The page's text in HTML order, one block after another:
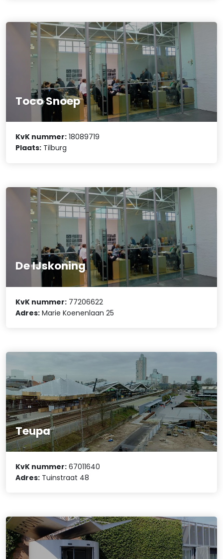
Toco Snoep
KvK nummer: 18089719
Plaats: Tilburg
De IJskoning
KvK nummer: 77206622
Adres: Marie Koenenlaan 25
Teupa
KvK nummer: 67011640
Adres: Tuinstraat 48